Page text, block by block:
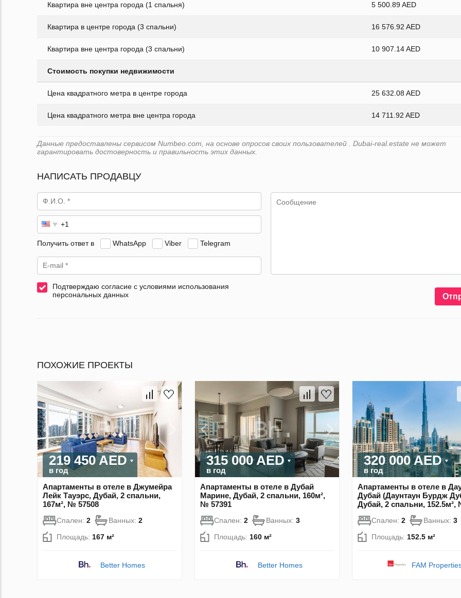
Квартира вне центра города (1 спальня) 5 500.89 AED
Квартира в центре города (3 спальни) 16 576.92 AED
Квартира вне центра города (3 спальни) 10 907.14 AED
Стоимость покупки недвижимости
Цена квадратного метра в центре города 25 632.08 AED
Цена квадратного метра вне центра города 14 711.92 AED
Данные предоставлены сервисом Numbeo.com, на основе опросов своих пользователей . Dubai-real.estate не может
гарантировать достоверность и правильность этих данных.
НАПИСАТЬ ПРОДАВЦУ
Получить ответ в WhatsApp Viber Telegram
Подтверждаю согласие с условиями использования
персональных данных
ПОХОЖИЕ ПРОЕКТЫ
219 450 AED
в год
Апартаменты в отеле в Джумейра
Лейк Тауэрс, Дубай, 2 спальни,
167м², № 57508
Спален: 2 Ванных: 2
Площадь: 167 м²
Better Homes
315 000 AED
в год
Апартаменты в отеле в Дубай
Марине, Дубай, 2 спальни, 160м²,
№ 57391
Спален: 2 Ванных: 3
Площадь: 160 м²
Better Homes
320 000 AED
в год
Апартаменты в отеле в
Дубай (Даунтаун Бурдж
Дубай, 2 спальни, 152.5м²,
Спален: 2 Ванных: 3
Площадь: 152.5 м²
FAM